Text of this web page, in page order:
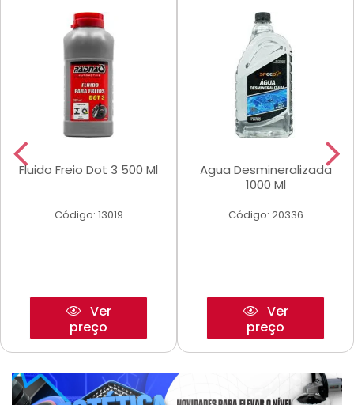
Fluido Freio Dot 3 500 Ml
Código: 13019
Ver
preço
Agua Desmineralizada
1000 Ml
Código: 20336
Ver
preço